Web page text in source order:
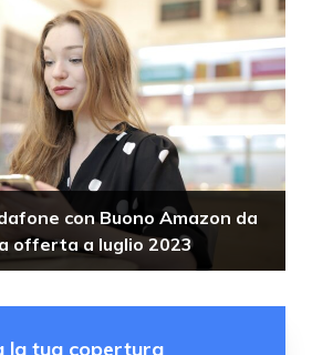
con Buono Amazon da
offerta a luglio 2023
la tua copertura